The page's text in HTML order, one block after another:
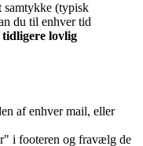
samtykke (typisk
du til enhver tid
tidligere lovlig
af enhver mail, eller
i footeren og fravælg de